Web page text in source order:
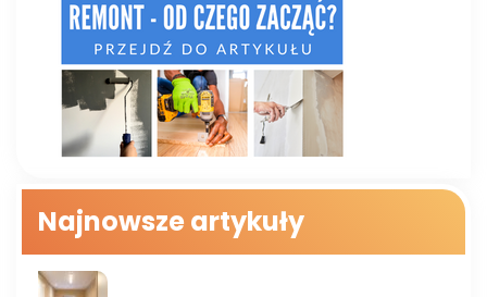
Najnowsze artykuły